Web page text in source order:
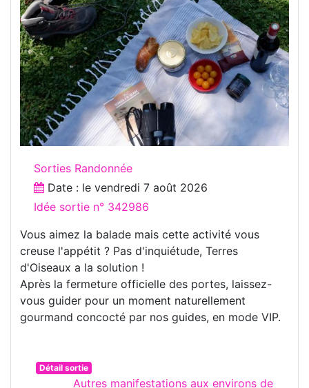
Sorties Randonnée
Date : le vendredi 7 août 2026
Idée sortie n° 342986
Vous aimez la balade mais cette activité vous
creuse l'appétit ? Pas d'inquiétude, Terres
d'Oiseaux a la solution !
Après la fermeture officielle des portes, laissez-
vous guider pour un moment naturellement
gourmand concocté par nos guides, en mode VIP.
Détail sortie
Autres manifestations aux environs de